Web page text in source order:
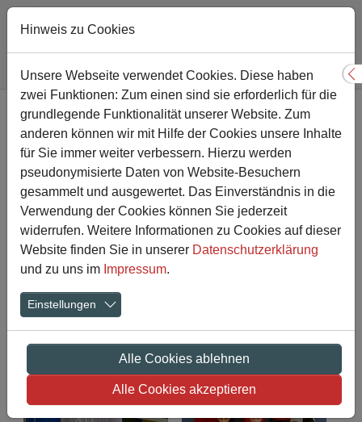
Zum Hauptinhalt springen
Sie sind hier:
Gesamtschule Aktuelles Artikel-Detailansicht
25. Lange Volleyballnacht
endet mit Sieg des Teams
des Abiturjahrgangs 2020
20.12.2023
Show larger version
Show larger version Show larger version
Hinweis zu Cookies
Unsere Webseite verwendet Cookies. Diese haben
zwei Funktionen: Zum einen sind sie erforderlich für die
grundlegende Funktionalität unserer Website. Zum
anderen können wir mit Hilfe der Cookies unsere Inhalte
für Sie immer weiter verbessern. Hierzu werden
pseudonymisierte Daten von Website-Besuchern
gesammelt und ausgewertet. Das Einverständnis in die
Verwendung der Cookies können Sie jederzeit
widerrufen. Weitere Informationen zu Cookies auf dieser
Website finden Sie in unserer Datenschutzerklärung
und zu uns im Impressum.
Einstellungen
Alle Cookies ablehnen
Alle Cookies akzeptieren